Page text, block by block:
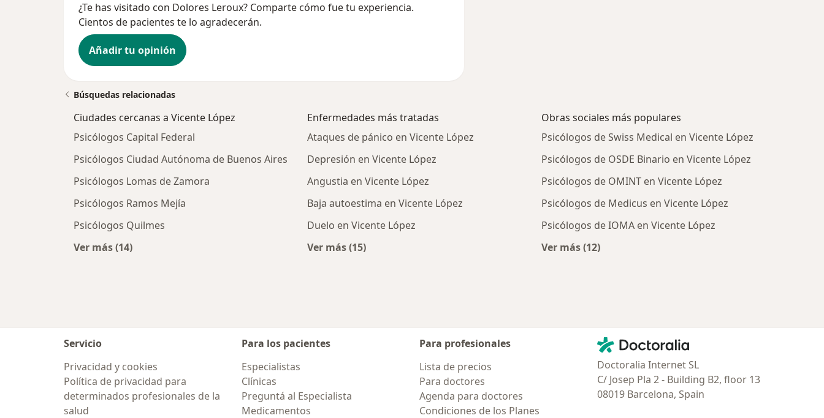
¿Te has visitado con Dolores Leroux? Comparte cómo fue tu experiencia.
Cientos de pacientes te lo agradecerán.
Añadir tu opinión
Búsquedas relacionadas
Ciudades cercanas a Vicente López
Psicólogos Capital Federal
Psicólogos Ciudad Autónoma de Buenos Aires
Psicólogos Lomas de Zamora
Psicólogos Ramos Mejía
Psicólogos Quilmes
Ver más (14)
Enfermedades más tratadas
Ataques de pánico en Vicente López
Depresión en Vicente López
Angustia en Vicente López
Baja autoestima en Vicente López
Duelo en Vicente López
Ver más (15)
Obras sociales más populares
Psicólogos de Swiss Medical en Vicente López
Psicólogos de OSDE Binario en Vicente López
Psicólogos de OMINT en Vicente López
Psicólogos de Medicus en Vicente López
Psicólogos de IOMA en Vicente López
Ver más (12)
Servicio
Privacidad y cookies
Política de privacidad para
determinados profesionales de la
salud
Para los pacientes
Especialistas
Clínicas
Preguntá al Especialista
Medicamentos
Para profesionales
Lista de precios
Para doctores
Agenda para doctores
Condiciones de los Planes
Contacto
Doctoralia - Página de inicio
Doctoralia Internet SL
C/ Josep Pla 2 - Building B2, floor 13
08019 Barcelona, Spain